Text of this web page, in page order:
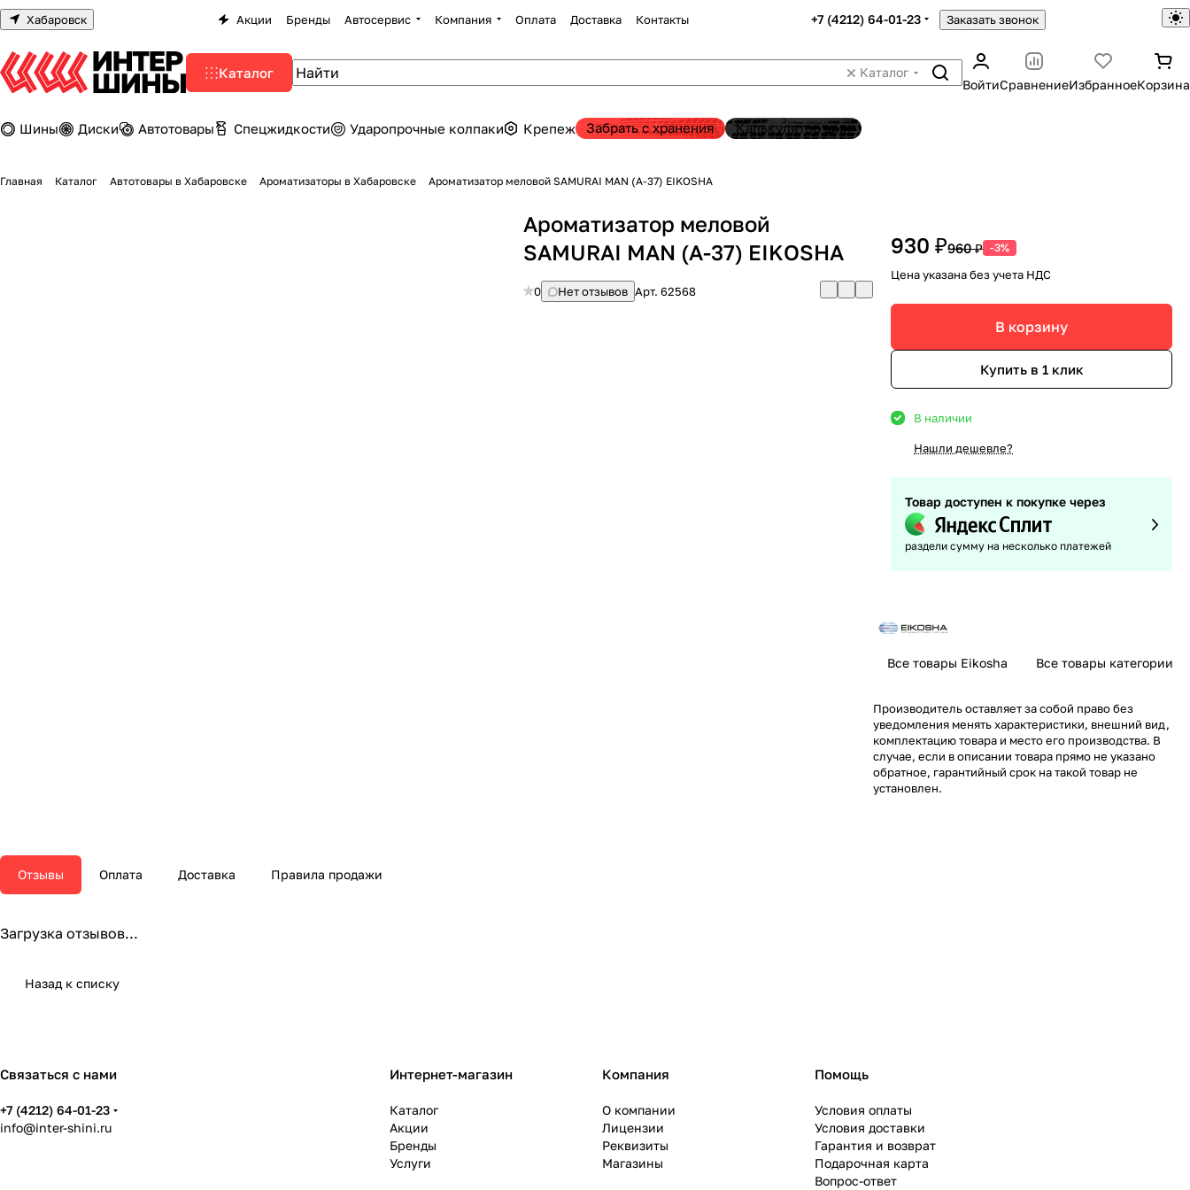
Хабаровск Акции Бренды Автосервис Компания Оплата Доставка Контакты +7 (4212) 64-01-23 Заказать звонок
Каталог
Каталог
ВойтиСравнениеИзбранноеКорзина
Шины Диски Автотовары Спецжидкости Ударопрочные колпаки Крепеж Забрать с хранения Калькулятор шин
Главная Каталог Автотовары в Хабаровске Ароматизаторы в Хабаровске Ароматизатор меловой SAMURAI MAN (А-37) EIKOSHA
Ароматизатор меловой
SAMURAI MAN (А-37) EIKOSHA
0 Нет отзывов Арт.62568
930 ₽960 ₽ -3%
Цена указана без учета НДС
В корзину
Купить в 1 клик
В наличии
Нашли дешевле?
Товар доступен к покупке через
раздели сумму на несколько платежей
Все товары Eikosha Все товары категории
Производитель оставляет за собой право без
уведомления менять характеристики, внешний вид,
комплектацию товара и место его производства. В
случае, если в описании товара прямо не указано
обратное, гарантийный срок на такой товар не
установлен.
Отзывы Оплата Доставка Правила продажи
Загрузка отзывов...
Назад к списку
Связаться с нами
+7 (4212) 64-01-23
info@inter-shini.ru
Интернет-магазин
Каталог
Акции
Бренды
Услуги
Компания
О компании
Лицензии
Реквизиты
Магазины
Помощь
Условия оплаты
Условия доставки
Гарантия и возврат
Подарочная карта
Вопрос-ответ